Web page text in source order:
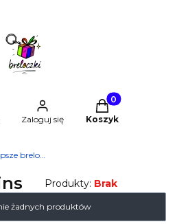
wyszukiwarkę
Zaloguj się
Produkty w
Koszyk
do kluczy
Produkty: Brak
żadnych produktów